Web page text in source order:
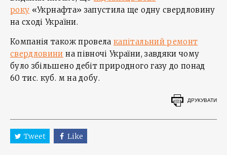
року «Укрнафта» запустила ще одну свердловину
на сході України.
Компанія також провелакапітальний ремонт
свердловини на півночі України, завдяки чому
було збільшено дебіт природного газу до понад
60 тис. куб. м на добу.
ДРУКУВАТИ
Tweet Like